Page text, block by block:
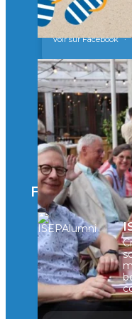
il y a 2 mois
Voir sur Facebook ·
🚀Afterwork à
🥳 Le 22 avril
en Suisse ont
retrouvailles et
Merci à tous
CHEA pour
il y a 3 mois
Voir sur Facebook ·
🚀La
continue sur sa
Facebook